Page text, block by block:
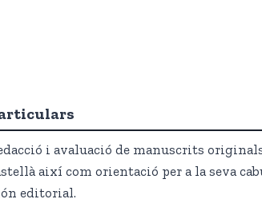
i avaluació de manuscrits
així com orientació per a la seva
editorial.